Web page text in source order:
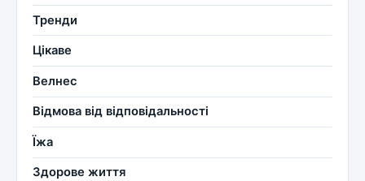
Тренди
Цікаве
Велнес
Відмова від відповідальності
Їжа
Здорове життя